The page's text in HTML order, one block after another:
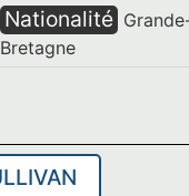
Nationalité
Bretagne